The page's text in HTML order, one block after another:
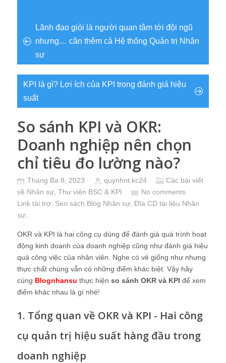
Lãnh đạo giỏi là người quan tâm tới đội ngũ
nhưng… cần thêm cả Hệ thống Quản trị Nhân
sự
KPI là gì? Lợi ích của KPI trong đánh giá hiệu
suất
So sánh KPI và OKR:
Doanh nghiệp nên chọn
chỉ tiêu đo lường nào?
Tháng Ba 8, 2023 quynhnt.kc24
Các bài viết
về Nhân sự Thư viện BSC & KPI
No comments
Link tài trợ: Seri sách Blog Nhân sự; Đĩa CD tài liệu Nhân
sự;
OKR và KPI là hai công cụ dùng để đánh giá quá trình hoạt
động kinh doanh của doanh nghiệp cũng như đánh giá hiệu
quả công việc của nhân viên. Nghe có vẻ giống như nhưng
thực chất chúng vẫn có những điểm khác biệt. Vậy hãy
cùng Blognhansu thực hiện so sánh OKR và KPI để xem
điểm khác nhau là gì nhé!
1. Tổng quan về OKR và KPI - Hai công
cụ quản trị hiệu suất hàng đầu trong
doanh nghiệp